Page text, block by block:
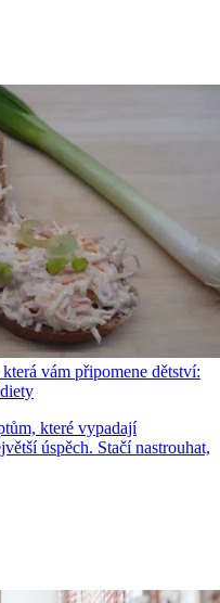
vám připomene dětství:
které vypadají
úspěch. Stačí nastrouhat,